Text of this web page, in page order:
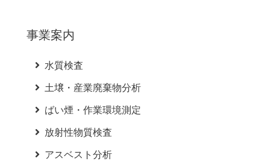
事業案内
水質検査
土壌・産業廃棄物分析
ばい煙・作業環境測定
放射性物質検査
アスベスト分析